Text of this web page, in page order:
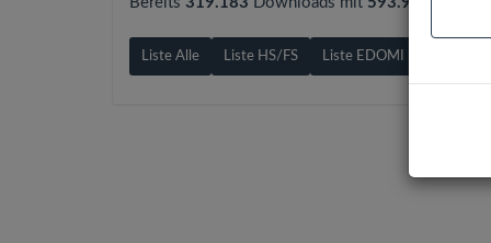
Liste Alle Liste HS/FS Liste EDOMI